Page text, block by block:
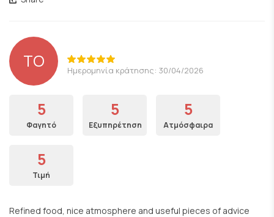
TO Ημερομηνία κράτησης: 30/04/2026
5
Φαγητό
5
Εξυπηρέτηση
5
Ατμόσφαιρα
5
Τιμή
Refined food, nice atmosphere and useful pieces of advice